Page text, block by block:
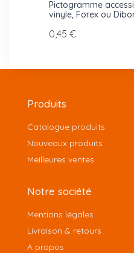
Pictogramme
vinyle, Forex ou
0,45 €
Produits
Catalogue produits
Nouveaux produits
Meilleures ventes
Notre société
Mentions légales
Livraison & retours
A propos